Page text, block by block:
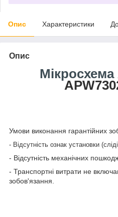
Опис Характеристики
Опис
Мікросхема
Умови виконання гарантійних
- Відсутність ознак установки
- Відсутність механічних
- Транспортні витрати не
зобов'язання.